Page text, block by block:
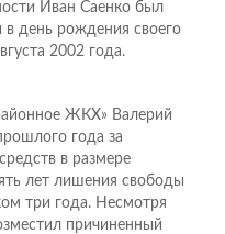
Иван Саенко был
в день рождения своего
2002 года.
ЖКХ» Валерий
года за
в размере
лет лишения свободы
три года. Несмотря
причиненный